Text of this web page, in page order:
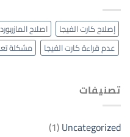
إصلاح كارت الفيجا اصلاح المازربورد
عدم قراءة كارت الفيجا
مشكلة
تصنيفات
Uncategorized
(1)